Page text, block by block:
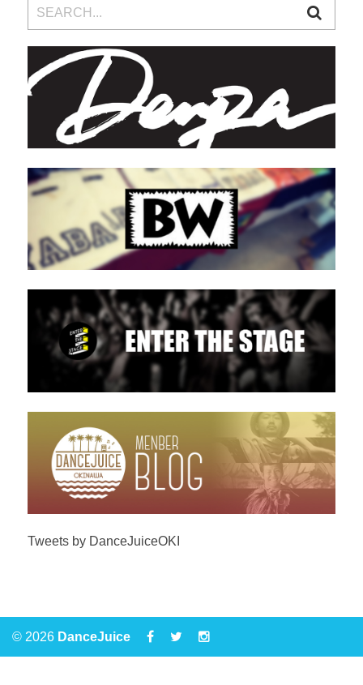
Tweets by DanceJuiceOKI
© 2026 DanceJuice